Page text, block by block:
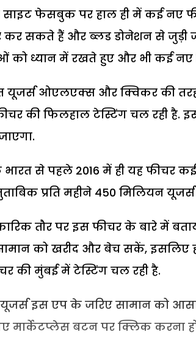
साइट फेसबुक पर हाल ही में कई नए
कर सकते हैं और ब्लड डोनेशन से
को ध्यान में रखते हुए और भी कई नए
यूजर्स ओएलएक्स और क्विकर की
की फिलहाल टेस्टिंग चल रही है.
से पहले 2016 में ही यह फीचर
प्रति महीने 450 मिलियन
तौर पर इस फीचर के बारे में
को खरीद और बेच सकें, इसलिए
की मुंबई में टेस्टिंग चल रही है.
इस एप के जरिए सामान को
मार्केटप्लेस बटन पर क्लिक करना